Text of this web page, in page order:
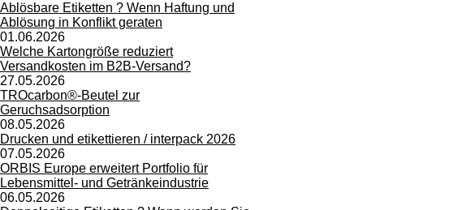
Ablösbare Etiketten ? Wenn Haftung und
Ablösung in Konflikt geraten
01.06.2026
Welche Kartongröße reduziert
Versandkosten im B2B-Versand?
27.05.2026
TROcarbon®-Beutel zur
Geruchsadsorption
08.05.2026
Drucken und etikettieren / interpack 2026
07.05.2026
ORBIS Europe erweitert Portfolio für
Lebensmittel- und Getränkeindustrie
06.05.2026